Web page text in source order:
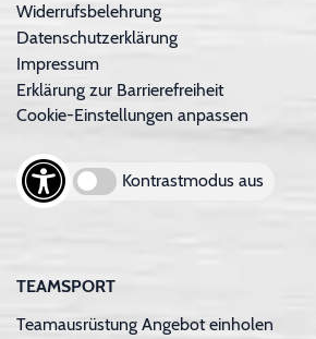
Widerrufsbelehrung
Datenschutzerklärung
Impressum
Erklärung zur Barrierefreiheit
Cookie-Einstellungen anpassen
Kontrastmodus aus
TEAMSPORT
Teamausrüstung Angebot einholen